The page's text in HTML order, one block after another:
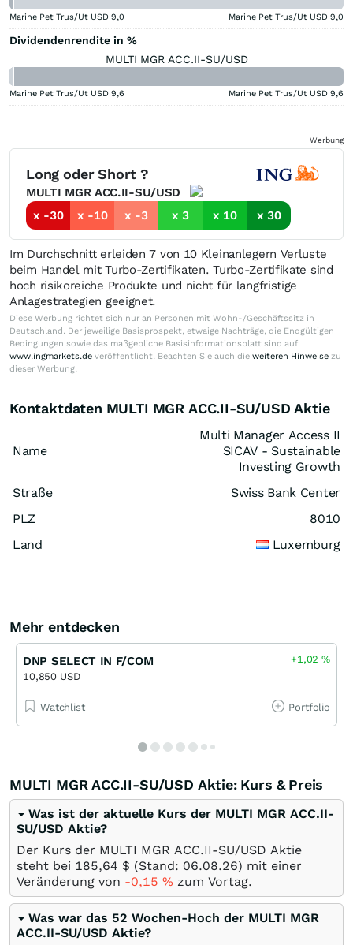
Marine Pet Trus/Ut USD 9,0 Marine Pet Trus/Ut USD 9,0
Dividendenrendite in %
MULTI MGR ACC.II-SU/USD
Marine Pet Trus/Ut USD 9,6 Marine Pet Trus/Ut USD 9,6
Werbung
Long oder Short ?
MULTI MGR ACC.II-SU/USD
x -30
x -10 x -3 x 3 x 10 x 30
Im Durchschnitt erleiden 7 von 10 Kleinanlegern Verluste
beim Handel mit Turbo-Zertifikaten. Turbo-Zertifikate sind
hoch risikoreiche Produkte und nicht für langfristige
Anlagestrategien geeignet.
Diese Werbung richtet sich nur an Personen mit Wohn-/Geschäftssitz in
Deutschland. Der jeweilige Basisprospekt, etwaige Nachträge, die Endgültigen
Bedingungen sowie das maßgebliche Basisinformationsblatt sind auf
www.ingmarkets.de veröffentlicht. Beachten Sie auch die weiteren Hinweise zu
dieser Werbung.
Kontaktdaten MULTI MGR ACC.II-SU/USD Aktie
Name
Multi Manager Access II
SICAV - Sustainable
Investing Growth
Straße
Swiss Bank Center
PLZ
8010
Land
Luxemburg
Mehr entdecken
DNP SELECT IN F/COM
10,850 USD
+1,02%
Watchlist Portfolio
MULTI MGR ACC.II-SU/USD Aktie: Kurs & Preis
Was ist der aktuelle Kurs der MULTI MGR ACC.II-
SU/USD Aktie?
Der Kurs der MULTI MGR ACC.II-SU/USD Aktie
steht bei 185,64 $ (Stand: 06.08.26) mit einer
Veränderung von -0,15 % zum Vortag.
Was war das 52 Wochen-Hoch der MULTI MGR
ACC.II-SU/USD Aktie?